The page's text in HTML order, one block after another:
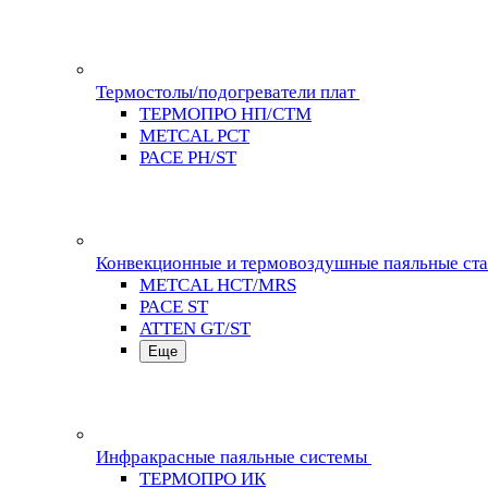
Термостолы/подогреватели плат
ТЕРМОПРО НП/СТМ
METCAL PCT
PACE PH/ST
Конвекционные и термовоздушные паяльные
METCAL HCT/MRS
PACE ST
ATTEN GT/ST
Еще
Инфракрасные паяльные системы
ТЕРМОПРО ИК